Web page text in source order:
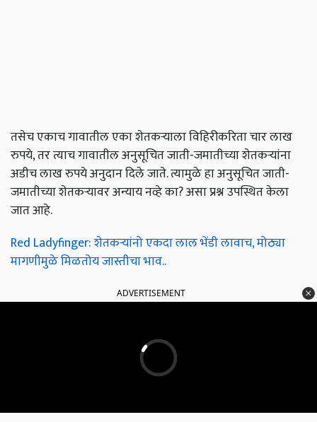
तसेच एकाच गावातील एका शेतकऱ्याला विहिरीकरिता चार लाख
रुपये, तर त्याच गावातील अनुसूचित जाती-जमातीच्या शेतकऱ्यांना
अडीच लाख रुपये अनुदान दिले जाते. त्यामुळे हा अनुसूचित जाती-
जमातीच्या शेतकऱ्यावर अन्याय नव्हे का? असा प्रश्न उपस्थित केला
जात आहे.
Red Ladyfinger: शेतकऱ्यांनो एकदा लाल भेंडी लावाच, मोठ्या
मागणीमुळे मिळतोय जास्तीचा भाव..
ADVERTISEMENT